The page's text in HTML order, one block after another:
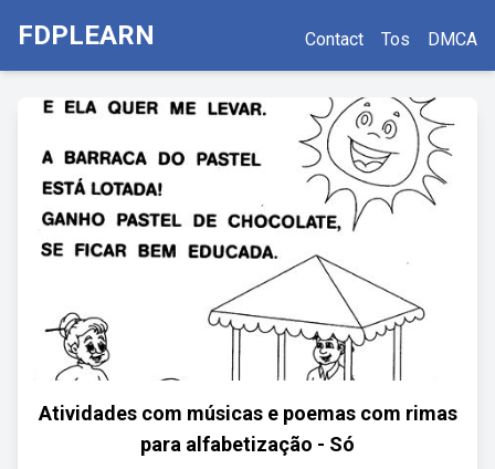
FDPLEARN Contact Tos DMCA
Atividades com músicas e poemas com rimas
para alfabetização - Só